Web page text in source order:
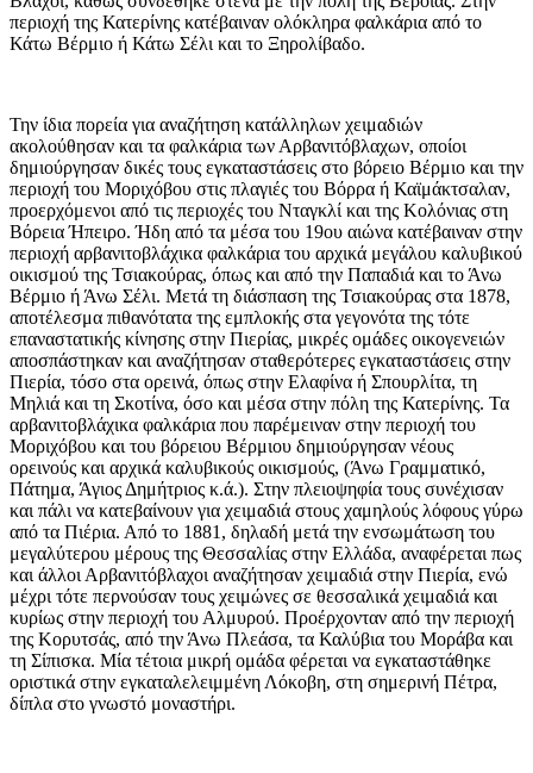
περιοχή της Κατερίνης κατέβαιναν ολόκληρα φαλκάρια από το
Κάτω Βέρμιο ή Κάτω Σέλι και το Ξηρολίβαδο.
Την ίδια πορεία για αναζήτηση κατάλληλων χειμαδιών
ακολούθησαν και τα φαλκάρια των Αρβανιτόβλαχων, οποίοι
δημιούργησαν δικές τους εγκαταστάσεις στο βόρειο Βέρμιο και την
περιοχή του Μοριχόβου στις πλαγιές του Βόρρα ή Καϊμάκτσαλαν,
προερχόμενοι από τις περιοχές του Νταγκλί και της Κολόνιας στη
Βόρεια Ήπειρο. Ήδη από τα μέσα του 19ου αιώνα κατέβαιναν στην
περιοχή αρβανιτοβλάχικα φαλκάρια του αρχικά μεγάλου καλυβικού
οικισμού της Τσιακούρας, όπως και από την Παπαδιά και το Άνω
Βέρμιο ή Άνω Σέλι. Μετά τη διάσπαση της Τσιακούρας στα 1878,
αποτέλεσμα πιθανότατα της εμπλοκής στα γεγονότα της τότε
επαναστατικής κίνησης στην Πιερίας, μικρές ομάδες οικογενειών
αποσπάστηκαν και αναζήτησαν σταθερότερες εγκαταστάσεις στην
Πιερία, τόσο στα ορεινά, όπως στην Ελαφίνα ή Σπουρλίτα, τη
Μηλιά και τη Σκοτίνα, όσο και μέσα στην πόλη της Κατερίνης. Τα
αρβανιτοβλάχικα φαλκάρια που παρέμειναν στην περιοχή του
Μοριχόβου και του βόρειου Βέρμιου δημιούργησαν νέους
ορεινούς και αρχικά καλυβικούς οικισμούς, (Άνω Γραμματικό,
Πάτημα, Άγιος Δημήτριος κ.ά.). Στην πλειοψηφία τους συνέχισαν
και πάλι να κατεβαίνουν για χειμαδιά στους χαμηλούς λόφους γύρω
από τα Πιέρια. Από το 1881, δηλαδή μετά την ενσωμάτωση του
μεγαλύτερου μέρους της Θεσσαλίας στην Ελλάδα, αναφέρεται πως
και άλλοι Αρβανιτόβλαχοι αναζήτησαν χειμαδιά στην Πιερία, ενώ
μέχρι τότε περνούσαν τους χειμώνες σε θεσσαλικά χειμαδιά και
κυρίως στην περιοχή του Αλμυρού. Προέρχονταν από την περιοχή
της Κορυτσάς, από την Άνω Πλεάσα, τα Καλύβια του Μοράβα και
τη Σίπισκα. Μία τέτοια μικρή ομάδα φέρεται να εγκαταστάθηκε
οριστικά στην εγκαταλελειμμένη Λόκοβη, στη σημερινή Πέτρα,
δίπλα στο γνωστό μοναστήρι.